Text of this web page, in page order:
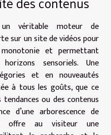
véritable moteur de
sur un site de vidéos pour
et permettant
sensoriels. Une
et en nouveautés
à tous les goûts, que ce
ou des contenus
d’une arborescence de
offre au visiteur une